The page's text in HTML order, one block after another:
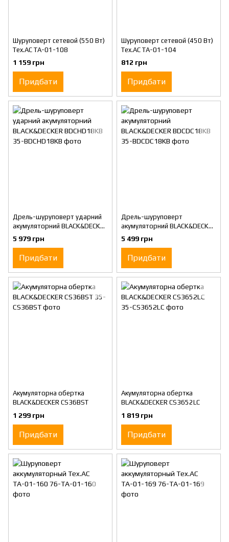
Шуруповерт сетевой (550 Вт)
Tex.AC ТА-01-108
1 159 грн
Придбати
Шуруповерт сетевой (450 Вт)
Tex.AC ТА-01-104
812 грн
Придбати
Дрель-шуруповерт ударний
акумуляторний BLACK&DECKER
BDCHD18KB
5 979 грн
Придбати
Дрель-шуруповерт
акумуляторний BLACK&DECKER
BDCDC18KB
5 499 грн
Придбати
Акумуляторна обертка
BLACK&DECKER CS36BST
1 299 грн
Придбати
Акумуляторна обертка
BLACK&DECKER CS3652LC
1 819 грн
Придбати